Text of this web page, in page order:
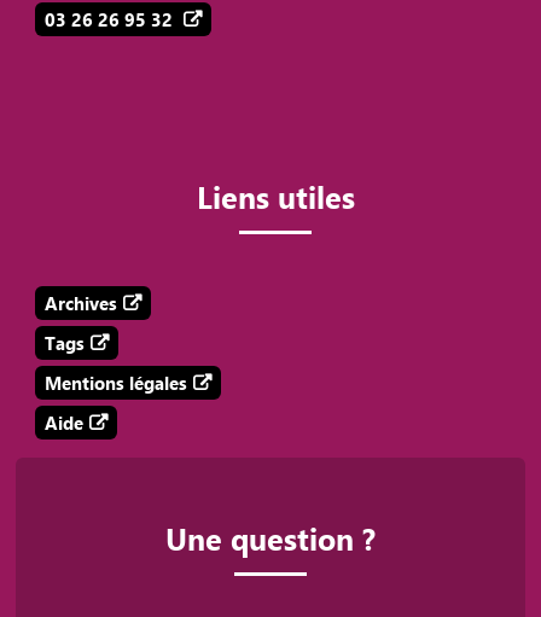
03 26 26 95 32
Liens utiles
Archives
Tags
Mentions légales
Aide
Une question ?